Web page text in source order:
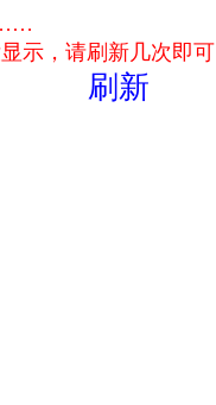
……
示，请刷新几次即可
刷新